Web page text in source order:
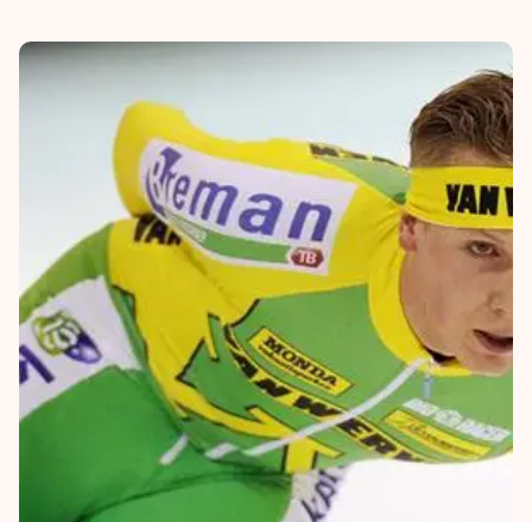
Waar kan ik schaatsen en skaten?
Evenementen
Livestreams
Word schaatsfan!
Winacties
Olympische Spelen
Medaille overzicht
Medaillespiegel
Olympische uitslagen
Van Jong tot Goud verhalen